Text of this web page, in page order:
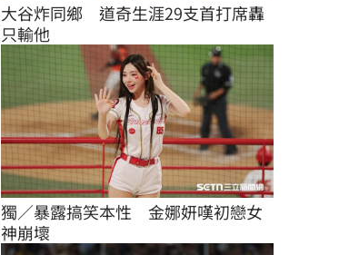
大谷炸同鄉　道奇生涯29支首打席轟
只輸他
獨／暴露搞笑本性　金娜妍嘆初戀女
神崩壞